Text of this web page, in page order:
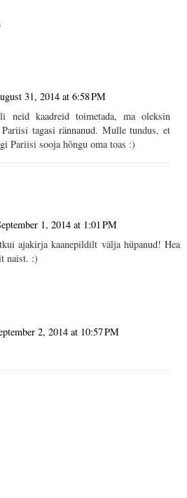
31, 2014 at 6:58 PM
kaadreid toimetada, ma oleksin
tagasi rännanud. Mulle tundus, et
Pariisi sooja hõngu oma toas :)
1, 2014 at 1:01 PM
ajakirja kaanepildilt välja hüpanud! Hea
naist. :)
2, 2014 at 10:57 PM